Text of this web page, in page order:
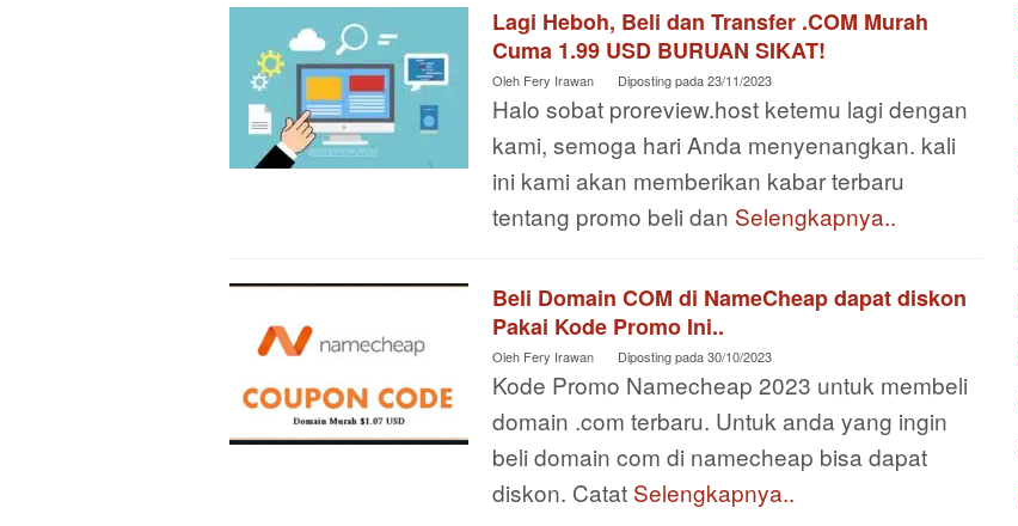
Lagi Heboh, Beli dan Transfer .COM Murah
Cuma 1.99 USD BURUAN SIKAT!
Oleh Fery Irawan Diposting pada23/11/2023
Halo sobat proreview.host ketemu lagi dengan
kami, semoga hari Anda menyenangkan. kali
ini kami akan memberikan kabar terbaru
tentang promo beli dan Selengkapnya..
Beli Domain COM di NameCheap dapat diskon
Pakai Kode Promo Ini..
Oleh Fery Irawan Diposting pada30/10/2023
Kode Promo Namecheap 2023 untuk membeli
domain .com terbaru. Untuk anda yang ingin
beli domain com di namecheap bisa dapat
diskon. Catat Selengkapnya..